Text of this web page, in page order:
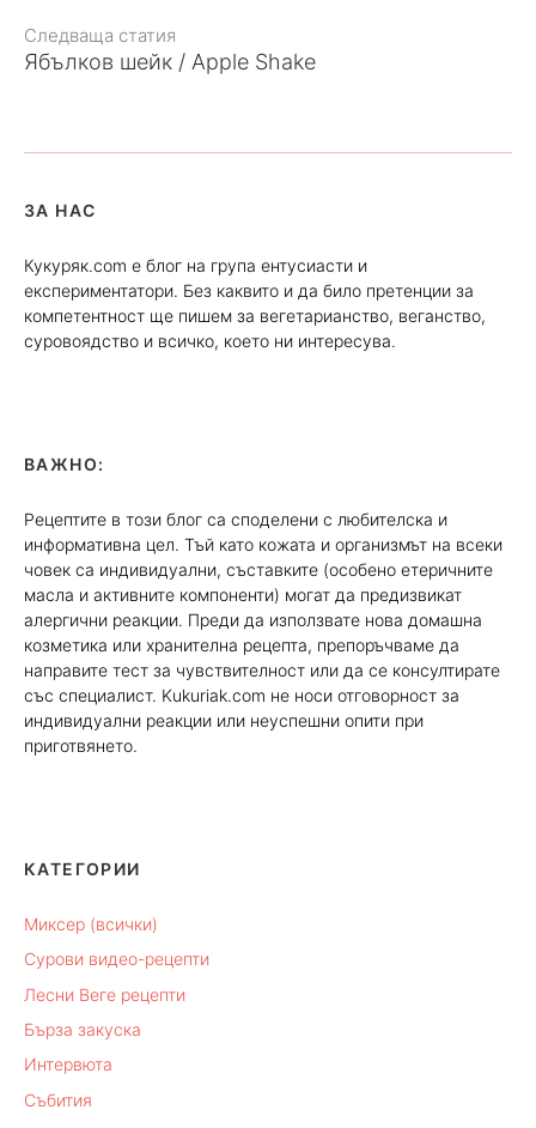
Следваща статия
Ябълков шейк / Apple Shake
ЗА НАС
Кукуряк.com е блог на група ентусиасти и
експериментатори. Без каквито и да било претенции за
компетентност ще пишем за вегетарианство, веганство,
суровоядство и всичко, което ни интересува.
ВАЖНО:
Рецептите в този блог са споделени с любителска и
информативна цел. Тъй като кожата и организмът на всеки
човек са индивидуални, съставките (особено етеричните
масла и активните компоненти) могат да предизвикат
алергични реакции. Преди да използвате нова домашна
козметика или хранителна рецепта, препоръчваме да
направите тест за чувствителност или да се консултирате
със специалист. Kukuriak.com не носи отговорност за
индивидуални реакции или неуспешни опити при
приготвянето.
КАТЕГОРИИ
Миксер (всички)
Сурови видео-рецепти
Лесни Веге рецепти
Бърза закуска
Интервюта
Събития